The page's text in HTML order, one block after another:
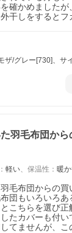
使用。合繊素
工＆目詰みし
はもちろん、
たときのため
の通る隙間を
適に使える、
確かめました
干しをするとフ
ザ/グレー[730]、サ
： 軽い、 保温性 ： 暖
毛布団からの
団もいろいろあ
こちらを選び正
たカバーも付
てませんが、